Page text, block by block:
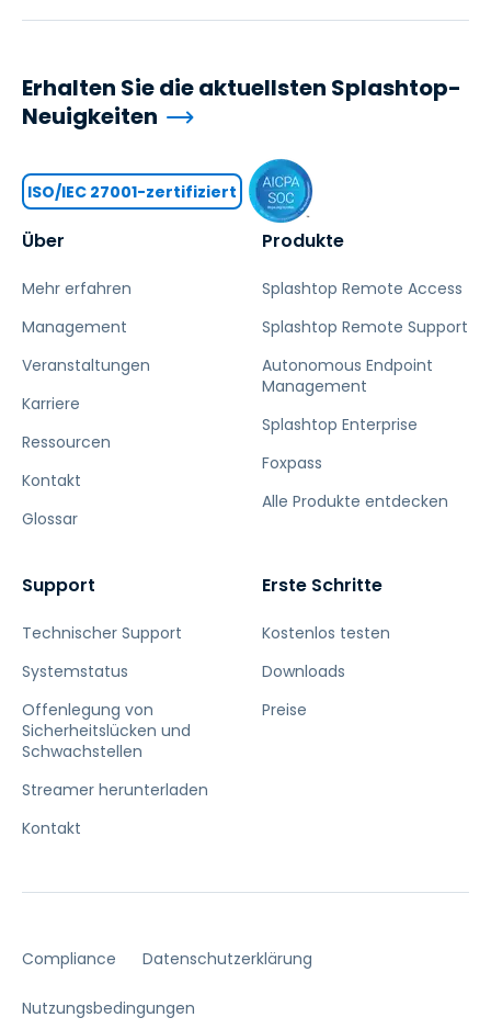
Über
Mehr erfahren
Management
Veranstaltungen
Karriere
Ressourcen
Kontakt
Glossar
Produkte
Splashtop Remote Access
Splashtop Remote Support
Autonomous Endpoint
Management
Splashtop Enterprise
Foxpass
Alle Produkte entdecken
Support
Technischer Support
Systemstatus
Offenlegung von
Sicherheitslücken und
Schwachstellen
Streamer herunterladen
Kontakt
Erste Schritte
Kostenlos testen
Downloads
Preise
Erhalten Sie die aktuellsten Splashtop-
Neuigkeiten
ISO/IEC 27001-zertifiziert
Compliance Datenschutzerklärung
Nutzungsbedingungen